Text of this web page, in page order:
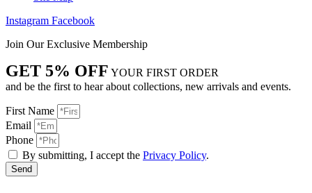
Instagram Facebook
Join Our Exclusive Membership
GET 5% OFF YOUR FIRST ORDER
and be the first to hear about collections, new arrivals and events.
First Name
Email
Phone
By submitting, I accept the Privacy Policy.
Send